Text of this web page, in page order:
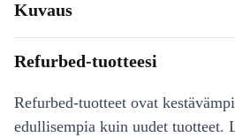
Kuvaus
Refurbed-tuotteesi
Refurbed-tuotteet ovat
edullisempia kuin uudet tuotteet.